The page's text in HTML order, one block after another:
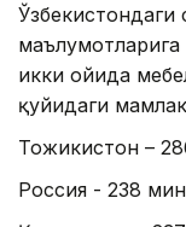
Ўзбекистондаги
икки ойида
қуйидаги
Тожикистон –
Россия - 238